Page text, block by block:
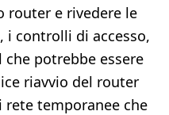
router e rivedere le
i controlli di accesso,
potrebbe essere
riavvio del router
temporanee che